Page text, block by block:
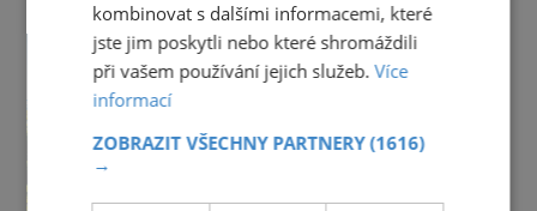
kombinovat s dalšími informacemi, které
jste jim poskytli nebo které shromáždili
při vašem používání jejich služeb.Více
informací
ZOBRAZIT VŠECHNY PARTNERY(1616)
→